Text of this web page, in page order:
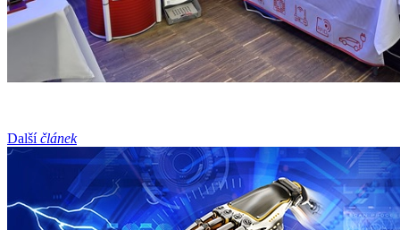
Dalšíčlánek